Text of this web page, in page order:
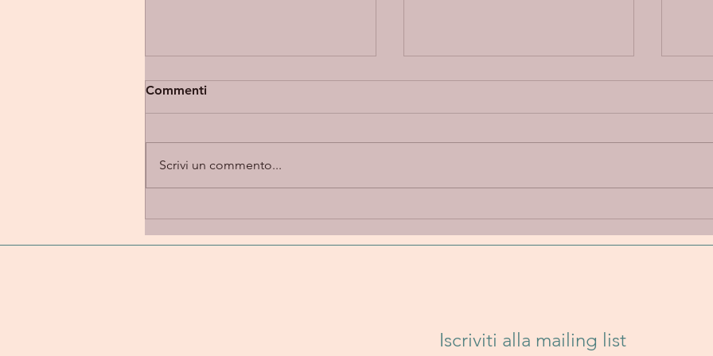
introspezione e alternative
rock in una dimensione
viaggio emotivo tra
delicatezza, introspezione e
Un
Commenti
Scrivi un commento...
Iscriviti alla mailing list